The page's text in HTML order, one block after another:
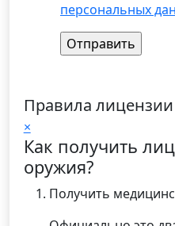
персональных
Правила лицензии
×
Как получить
оружия?
Получить